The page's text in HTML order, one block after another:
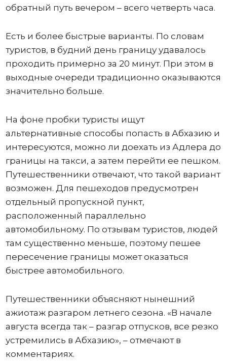
обратный путь вечером – всего четверть часа.
Есть и более быстрые варианты. По словам
туристов, в будний день границу удавалось
проходить примерно за 20 минут. При этом в
выходные очереди традиционно оказываются
значительно больше.
На фоне пробки туристы ищут
альтернативные способы попасть в Абхазию и
интересуются, можно ли доехать из Адлера до
границы на такси, а затем перейти ее пешком.
Путешественники отвечают, что такой вариант
возможен. Для пешеходов предусмотрен
отдельный пропускной пункт,
расположенный параллельно
автомобильному. По отзывам туристов, людей
там существенно меньше, поэтому пешее
пересечение границы может оказаться
быстрее автомобильного.
Путешественники объясняют нынешний
ажиотаж разгаром летнего сезона. «В начале
августа всегда так – разгар отпусков, все резко
устремились в Абхазию», – отмечают в
комментариях.